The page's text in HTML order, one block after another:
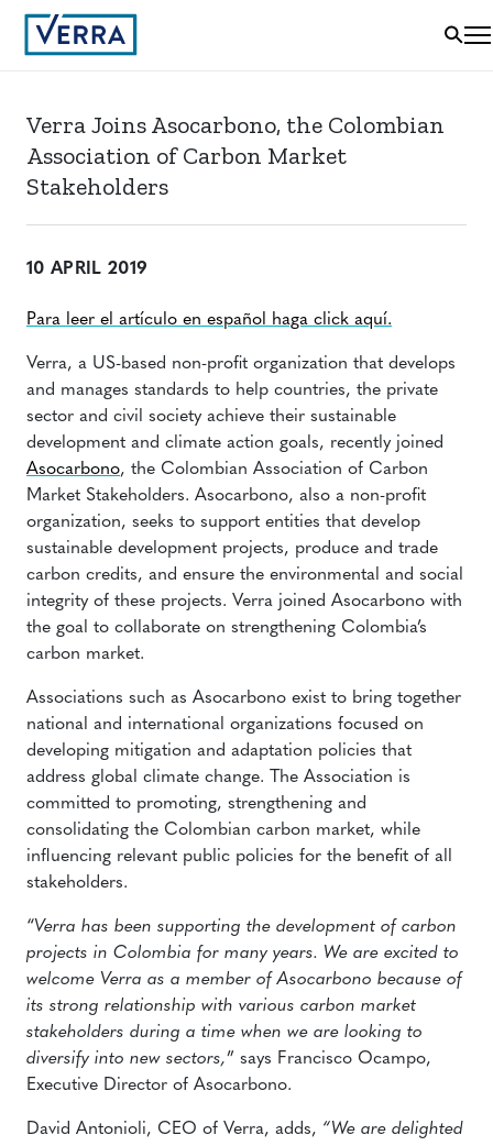
Verra Joins Asocarbono, the Colombian
Association of Carbon Market
Stakeholders
10 APRIL 2019
Para leer el artículo en español haga click aquí.
Verra, a US-based non-profit organization that develops
and manages standards to help countries, the private
sector and civil society achieve their sustainable
development and climate action goals, recently joined
Asocarbono, the Colombian Association of Carbon
Market Stakeholders. Asocarbono, also a non-profit
organization, seeks to support entities that develop
sustainable development projects, produce and trade
carbon credits, and ensure the environmental and social
integrity of these projects. Verra joined Asocarbono with
the goal to collaborate on strengthening Colombia’s
carbon market.
Associations such as Asocarbono exist to bring together
national and international organizations focused on
developing mitigation and adaptation policies that
address global climate change. The Association is
committed to promoting, strengthening and
consolidating the Colombian carbon market, while
influencing relevant public policies for the benefit of all
stakeholders.
“Verra has been supporting the development of carbon
projects in Colombia for many years. We are excited to
welcome Verra as a member of Asocarbono because of
its strong relationship with various carbon market
stakeholders during a time when we are looking to
diversify into new sectors,” says Francisco Ocampo,
Executive Director of Asocarbono.
David Antonioli, CEO of Verra, adds, “We are delighted